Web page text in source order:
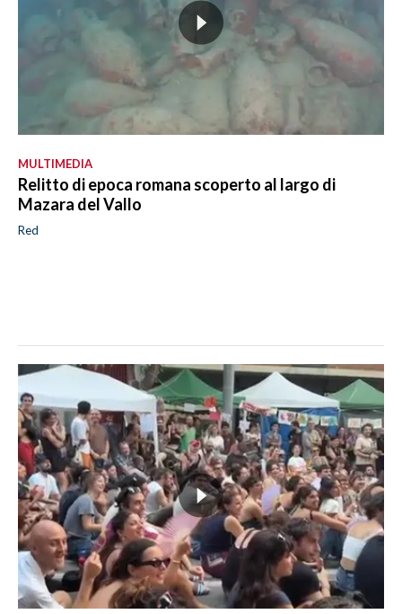
MULTIMEDIA
Relitto di epoca romana scoperto al largo di
Mazara del Vallo
Red